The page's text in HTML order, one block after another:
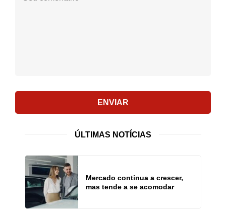
comentário:
ENVIAR
ÚLTIMAS NOTÍCIAS
Mercado continua a crescer,
mas tende a se acomodar